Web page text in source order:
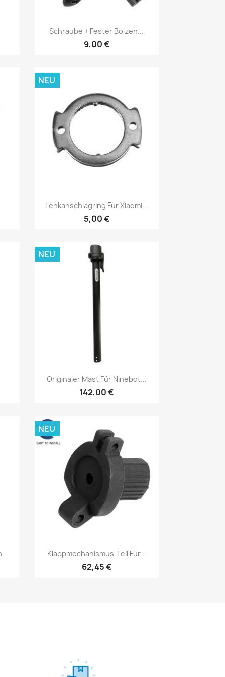
 Vorschau
Schraube + Fester Bolzen...
9,00 €
Vorschau
Lenkanschlagring Für Xiaomi...
5,00 €
NEU
Vorschau
Originaler Mast Für Ninebot...
142,00 €
NEU
Vorschau
Klappmechanismus-Teil Für...
62,45 €
NEU